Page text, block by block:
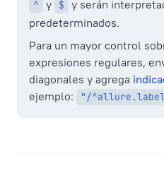
^ y $
y serán
predeterminados.
Para un mayor control
expresiones regulares,
diagonales y agrega
ejemplo:
"/